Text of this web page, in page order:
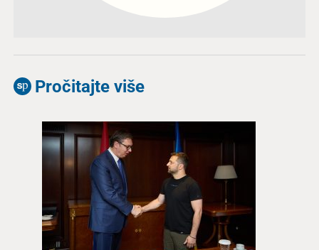
Pročitajte više